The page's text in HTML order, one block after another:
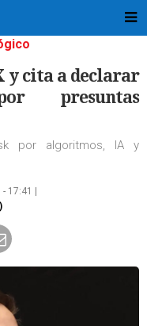
y cita a declarar
presuntas
por algoritmos, IA y
17:41 |